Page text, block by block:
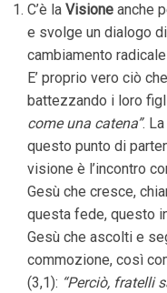
C’è la Visione anche
e svolge un dialogo
cambiamento
E’ proprio vero ciò
battezzando i loro
come una catena”.
questo punto di
visione è l’incontro
Gesù che cresce,
questa fede, questo
Gesù che ascolti e
commozione, così
(3,1): “Perciò, fratelli